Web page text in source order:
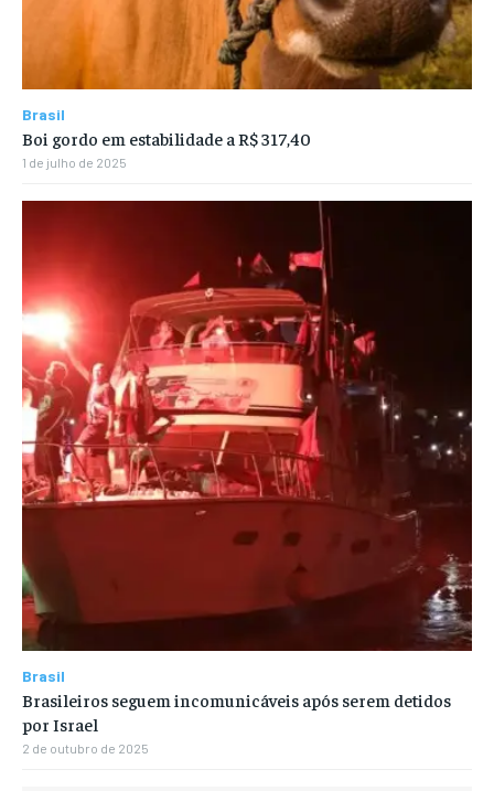
Brasil
Boi gordo em estabilidade a R$ 317,40
1 de julho de 2025
Brasil
Brasileiros seguem incomunicáveis após serem detidos
por Israel
2 de outubro de 2025